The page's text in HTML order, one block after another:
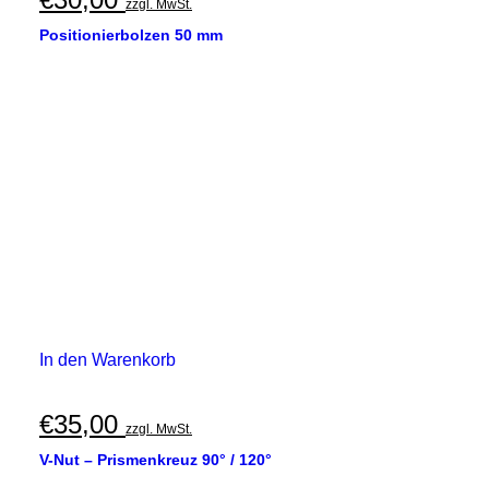
zzgl. MwSt.
Positionierbolzen 50 mm
In den Warenkorb
€35,00 zzgl. MwSt.
V-Nut – Prismenkreuz 90° / 120°